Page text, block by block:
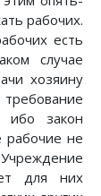
рабочих.
есть
случае
хозяину
ибо закон
рабочие не
для них